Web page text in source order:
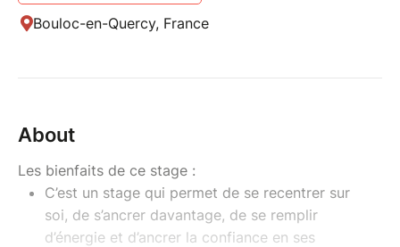
Bouloc-en-Quercy, France
About
Les bienfaits de ce stage :
C’est un stage qui permet de se recentrer sur
soi, de s’ancrer davantage, de se remplir
d’énergie et d’ancrer la confiance en ses